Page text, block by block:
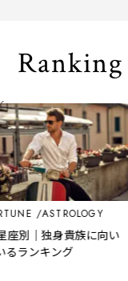
Ranking
ASTROLOGY
別｜独身貴族に向い
ランキング